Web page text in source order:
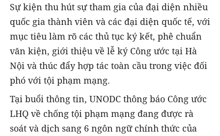
Sự kiện thu hút sự tham gia của đại diện nhiều
quốc gia thành viên và các đại diện quốc tế, với
mục tiêu làm rõ các thủ tục ký kết, phê chuẩn
văn kiện, giới thiệu về lễ ký Công ước tại Hà
Nội và thúc đẩy hợp tác toàn cầu trong việc đối
phó với tội phạm mạng.
Tại buổi thông tin, UNODC thông báo Công ước
LHQ về chống tội phạm mạng đang được rà
soát và dịch sang 6 ngôn ngữ chính thức của